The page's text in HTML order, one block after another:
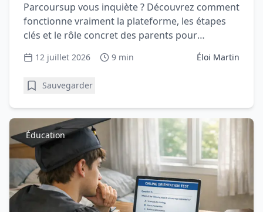
Parcoursup vous inquiète ? Découvrez comment
fonctionne vraiment la plateforme, les étapes
clés et le rôle concret des parents pour
accompagner sereinement votre lycéen.
12 juillet 2026 9 min Éloi Martin
Sauvegarder
Éducation